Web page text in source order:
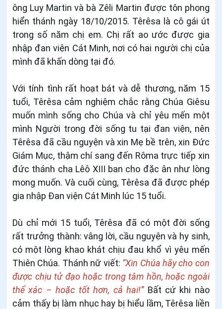
ông Luy Martin và bà Zêli Martin được tôn phong
hiển thánh ngày 18/10/2015. Têrêsa là cô gái út
trong số năm chị em. Chị rất ao ước được gia
nhập đan viện Cát Minh, nơi có hai người chị của
mình đã khấn dòng tại đó.
Với tính tình rất hoạt bát và dễ thương, năm 15
tuổi, Têrêsa cảm nghiệm chắc rằng Chúa Giêsu
muốn mình sống cho Chúa và chỉ yêu mến một
mình Người trong đời sống tu tại đan viện, nên
Têrêsa đã cầu nguyện và xin Mẹ bề trên, xin Đức
Giám Mục, thậm chí sang đến Rôma trực tiếp xin
đức thánh cha Lêô XIII ban cho đặc ân như lòng
mong muốn. Và cuối cùng, Têrêsa đã được phép
gia nhập Đan viện Cát Minh lúc 15 tuổi.
Dù chỉ mới 15 tuổi, Têrêsa đã có một đời sống
rất trưởng thành: vâng lời, cầu nguyện và hy sinh,
có một lòng khao khát chịu đau khổ vì yêu mến
Thiên Chúa. Thánh nữ viết: “Xin Chúa hãy cho con
được chịu tử đạo hoặc trong tâm hồn, hoặc ngoài
thể xác – hoặc tốt hơn, cả hai!” Bất cứ khi nào
cảm thấy bị làm nhục hay bị hiểu lầm, Têrêsa liền